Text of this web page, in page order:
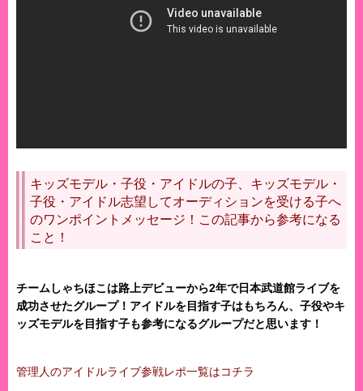
キッズモデル・子役・アイドルの子、キッズモデル・
子役・アイドル志望してオーディションを受ける子へ
のワンポイントメッセージ！この記事から参考になる
こと！
チームしゃちほこは路上デビューから2年で日本武道館ライブを
成功させたグループ！アイドルを目指す子はもちろん、子役やキ
ッズモデルを目指す子も参考になるグループだと思います！
管理人のアイドルライブ参戦レポ一覧はコチラ